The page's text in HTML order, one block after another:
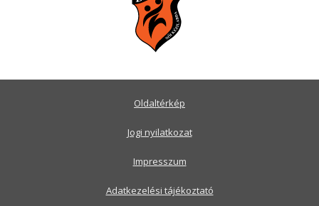
Oldaltérkép
Jogi nyilatkozat
Impresszum
Adatkezelési tájékoztató